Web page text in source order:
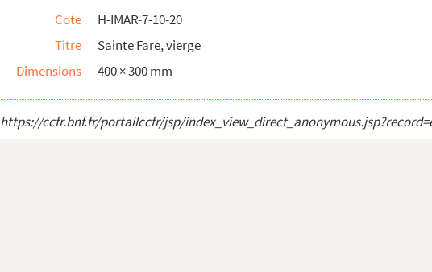
Cote
H-IMAR-7-10-20
Titre
Sainte Fare, vierge
Dimensions
400 × 300 mm
https://ccfr.bnf.fr/portailccfr/jsp/